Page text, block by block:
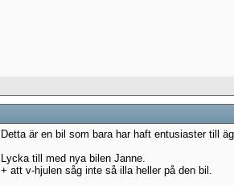
Detta är en bil som bara har haft entusiaster till
Lycka till med nya bilen Janne.
+ att v-hjulen såg inte så illa heller på den bil.